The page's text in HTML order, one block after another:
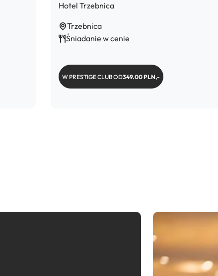
Hotel Trzebnica
Trzebnica
Śniadanie w cenie
W PRESTIGE CLUB OD349.00 PLN,-